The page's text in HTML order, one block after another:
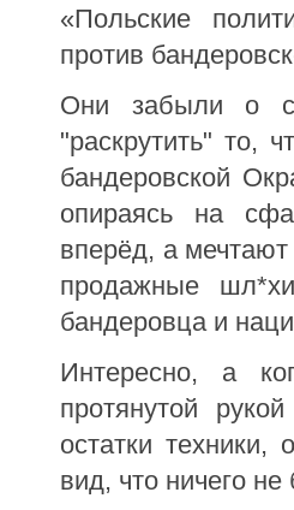
«Польские
против
Они забыли о
"раскрутить" то,
бандеровской
опираясь на
вперёд, а
продажные
бандеровца и
Интересно, а
протянутой
остатки
вид, что ничего